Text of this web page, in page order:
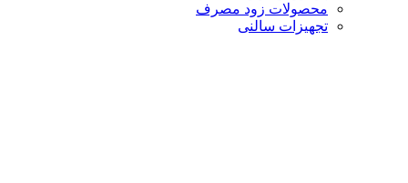
محصولات زود مصرف
تجهیزات سالنی